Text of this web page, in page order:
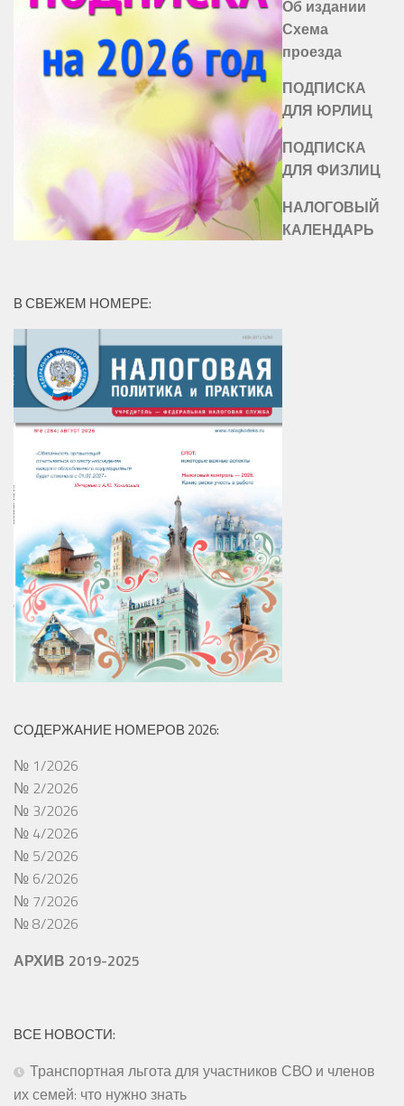
Об издании
Схема
проезда
ПОДПИСКА
ДЛЯ ЮРЛИЦ
ПОДПИСКА
ДЛЯ ФИЗЛИЦ
НАЛОГОВЫЙ
КАЛЕНДАРЬ
В СВЕЖЕМ НОМЕРЕ:
СОДЕРЖАНИЕ НОМЕРОВ 2026:
№ 1/2026
№ 2/2026
№ 3/2026
№ 4/2026
№ 5/2026
№ 6/2026
№ 7/2026
№ 8/2026
АРХИВ 2019-2025
ВСЕ НОВОСТИ:
Транспортная льгота для участников СВО и членов
их семей: что нужно знать